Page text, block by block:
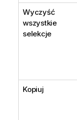
Wyczyść
wszystkie
selekcje
Kopiuj